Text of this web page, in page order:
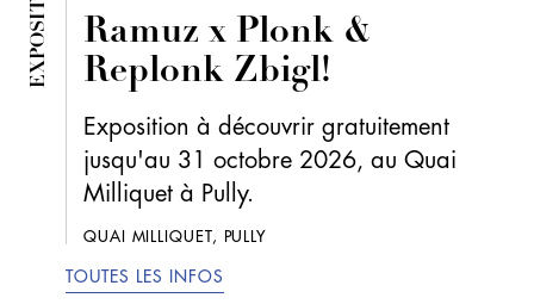
Ramuz x Plonk &
Replonk Zbigl!
Exposition à découvrir gratuitement
jusqu'au 31 octobre 2026, au Quai
Milliquet à Pully.
QUAI MILLIQUET, PULLY
TOUTES LES INFOS